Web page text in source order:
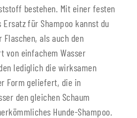
bestehen. Mit einer festen
Ersatz für Shampoo kannst du
Flaschen, als auch den
von einfachem Wasser
lediglich die wirksamen
Form geliefert, die in
den gleichen Schaum
Hunde-Shampoo.